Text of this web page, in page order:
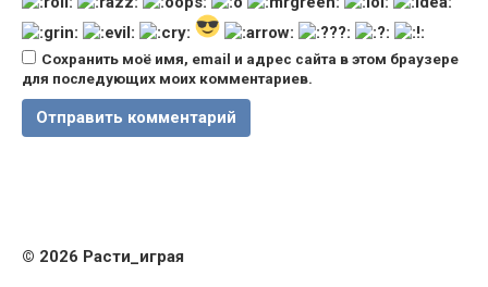
Сохранить моё имя, email и адрес сайта в этом браузере
для последующих моих комментариев.
© 2026 Расти_играя